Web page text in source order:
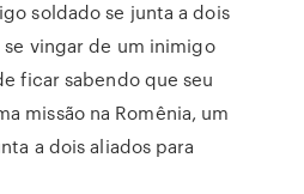
soldado se junta a dois
se vingar de um inimigo
ficar sabendo que seu
missão na Romênia, um
a dois aliados para